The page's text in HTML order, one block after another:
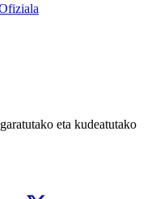
garatutako eta kudeatutako